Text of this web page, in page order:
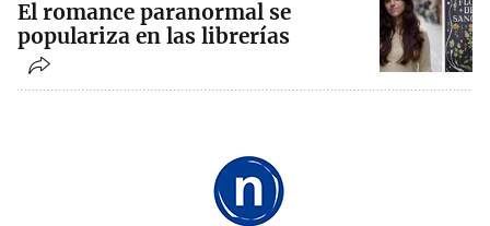
El romance paranormal se
populariza en las librerías